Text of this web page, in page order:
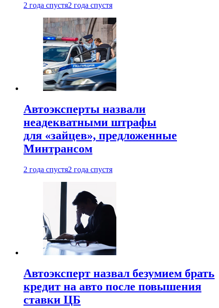
2 года спустя2 года спустя
Автоэксперты назвали
неадекватными штрафы
для «зайцев», предложенные
Минтрансом
2 года спустя2 года спустя
Автоэксперт назвал безумием брать
кредит на авто после повышения
ставки ЦБ